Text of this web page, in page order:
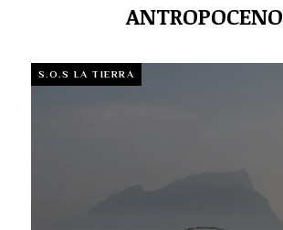
ANTROPOCENO
S.O.S LA TIERRA